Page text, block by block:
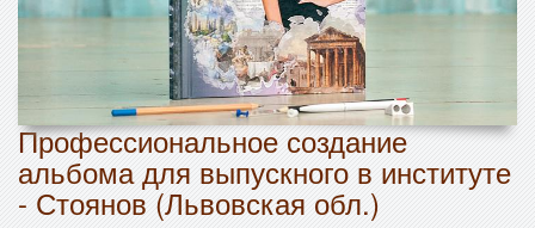
Профессиональное создание
альбома для выпускного в институте
- Стоянов (Львовская обл.)